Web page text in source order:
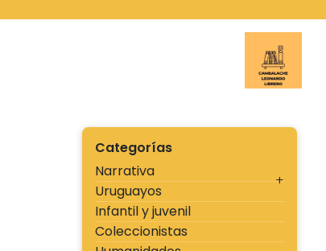
Categorías
Narrativa
Uruguayos
Infantil y juvenil
Coleccionistas